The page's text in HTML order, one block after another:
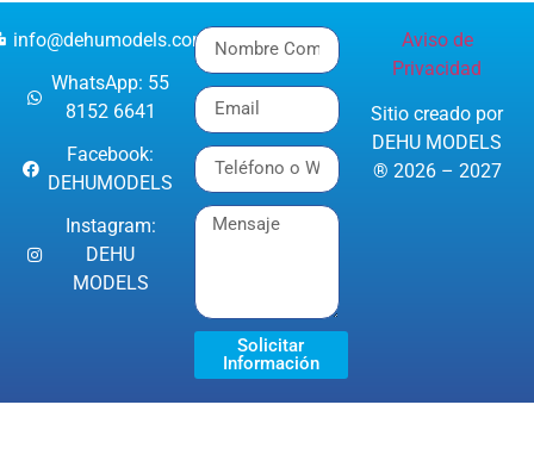
info@dehumodels.com
WhatsApp: 55
8152 6641
Facebook:
DEHUMODELS
Instagram:
DEHU
MODELS
Solicitar
Información
Aviso de
Privacidad
Sitio creado por
DEHU MODELS
® 2026 – 2027